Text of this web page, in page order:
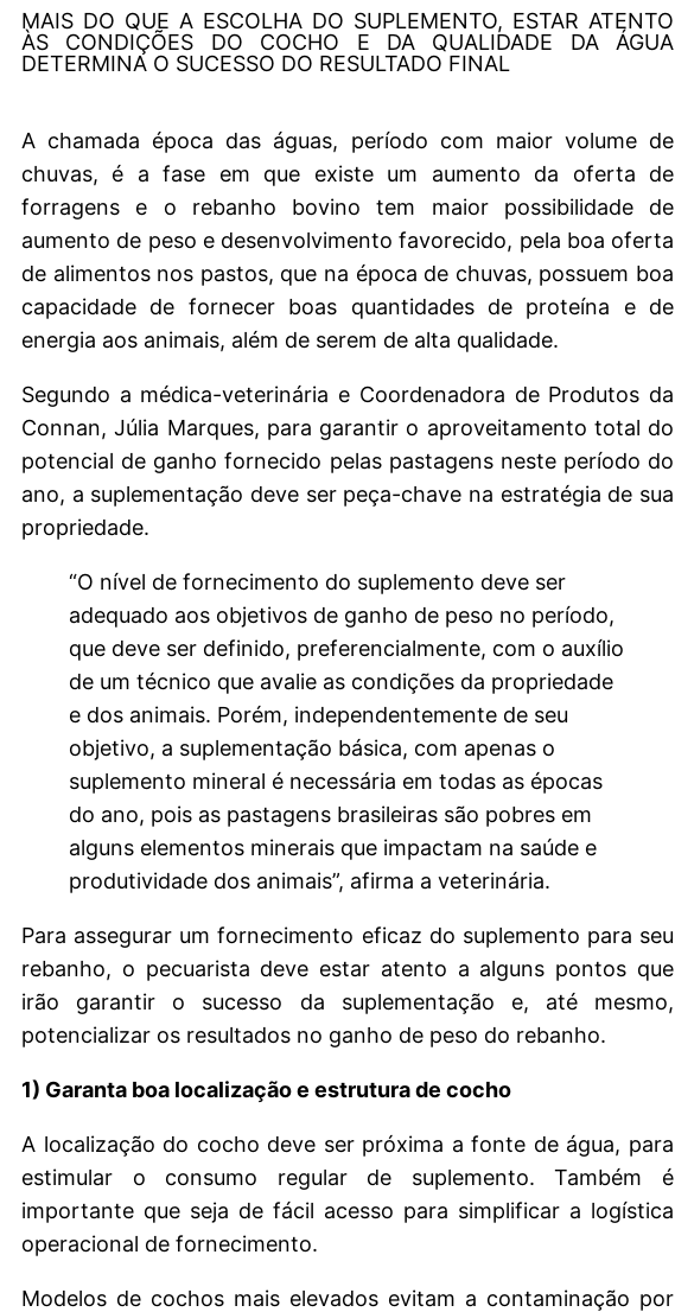
MAIS DO QUE A ESCOLHA DO SUPLEMENTO, ESTAR ATENTO
ÀS CONDIÇÕES DO COCHO E DA QUALIDADE DA ÁGUA
DETERMINA O SUCESSO DO RESULTADO FINAL
A chamada época das águas, período com maior volume de
chuvas, é a fase em que existe um aumento da oferta de
forragens e o rebanho bovino tem maior possibilidade de
aumento de peso e desenvolvimento favorecido, pela boa oferta
de alimentos nos pastos, que na época de chuvas, possuem boa
capacidade de fornecer boas quantidades de proteína e de
energia aos animais, além de serem de alta qualidade.
Segundo a médica-veterinária e Coordenadora de Produtos da
Connan, Júlia Marques, para garantir o aproveitamento total do
potencial de ganho fornecido pelas pastagens neste período do
ano, a suplementação deve ser peça-chave na estratégia de sua
propriedade.
“O nível de fornecimento do suplemento deve ser
adequado aos objetivos de ganho de peso no período,
que deve ser definido, preferencialmente, com o auxílio
de um técnico que avalie as condições da propriedade
e dos animais. Porém, independentemente de seu
objetivo, a suplementação básica, com apenas o
suplemento mineral é necessária em todas as épocas
do ano, pois as pastagens brasileiras são pobres em
alguns elementos minerais que impactam na saúde e
produtividade dos animais”, afirma a veterinária.
Para assegurar um fornecimento eficaz do suplemento para seu
rebanho, o pecuarista deve estar atento a alguns pontos que
irão garantir o sucesso da suplementação e, até mesmo,
potencializar os resultados no ganho de peso do rebanho.
1) Garanta boa localização e estrutura de cocho
A localização do cocho deve ser próxima a fonte de água, para
estimular o consumo regular de suplemento. Também é
importante que seja de fácil acesso para simplificar a logística
operacional de fornecimento.
Modelos de cochos mais elevados evitam a contaminação por